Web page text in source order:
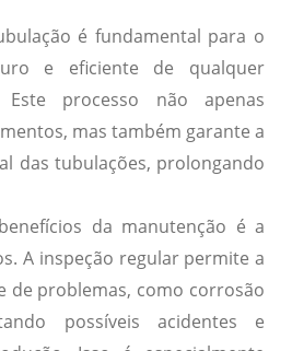
é fundamental para o
e eficiente de qualquer
Este processo não apenas
mas também garante a
das tubulações, prolongando
da manutenção é a
. A inspeção regular permite a
de problemas, como corrosão
possíveis acidentes e